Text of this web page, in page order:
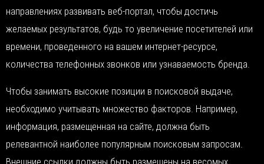
направлениях развивать веб-портал, чтобы достичь
желаемых результатов, будь то увеличение посетителей или
времени, проведенного на вашем интернет-ресурсе,
количества телефонных звонков или узнаваемость бренда.
Чтобы занимать высокие позиции в поисковой выдаче,
необходимо учитывать множество факторов. Например,
информация, размещенная на сайте, должна быть
релевантной наиболее популярным поисковым запросам.
Внешние ссылки должны быть размещены на весомых